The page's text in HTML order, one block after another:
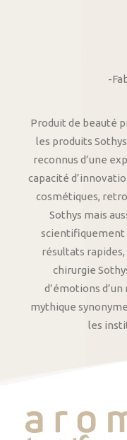
-
Produit de beauté
les produits
reconnus d’une
capacité
cosmétiques,
Sothys mais
scientifiquement
résultats
chirurgie
d’émotions
mythique
les